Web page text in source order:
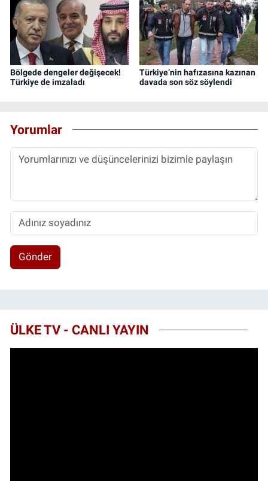
Bölgede dengeler değişecek!
Türkiye de imzaladı
Türkiye’nin hafızasına kazınan
davada son söz söylendi
Yorumlar
Gönder
ÜLKE TV - CANLI YAYIN